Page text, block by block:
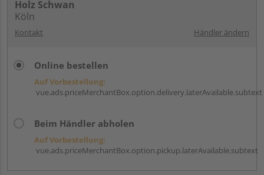
Holz Schwan
Köln
Kontakt Händler ändern
Online bestellen
Auf Vorbestellung:
vue.ads.priceMerchantBox.option.delivery.laterAvailable.subtext
Beim Händler abholen
Auf Vorbestellung:
vue.ads.priceMerchantBox.option.pickup.laterAvailable.subtext